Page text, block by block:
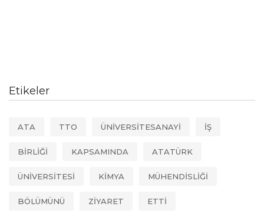
Etikeler
ATA TTO ÜNİVERSİTESANAYİ İŞ
BİRLİĞİ KAPSAMINDA ATATÜRK
ÜNİVERSİTESİ KİMYA MÜHENDİSLİĞİ
BÖLÜMÜNÜ ZİYARET ETTİ